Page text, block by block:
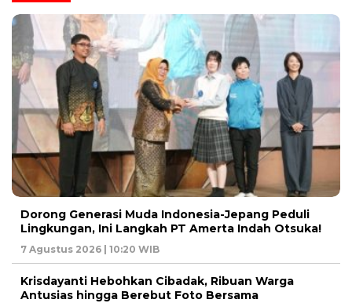
Dorong Generasi Muda Indonesia-Jepang Peduli
Lingkungan, Ini Langkah PT Amerta Indah Otsuka!
7 Agustus 2026 | 10:20 WIB
Krisdayanti Hebohkan Cibadak, Ribuan Warga
Antusias hingga Berebut Foto Bersama